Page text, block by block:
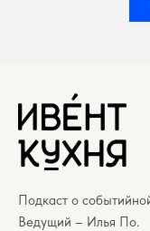
Подкаст о
Ведущий – Илья По.